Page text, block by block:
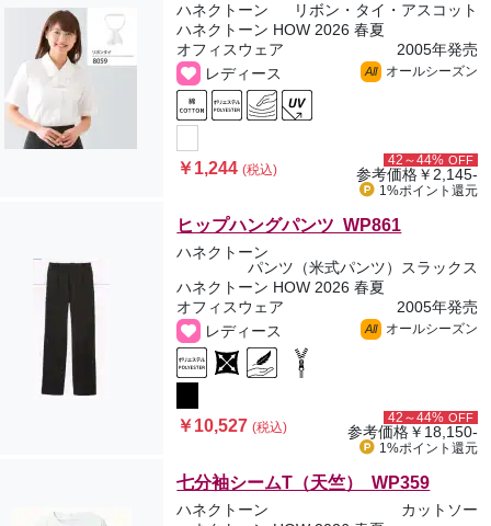
ハネクトーン
リボン・タイ・アスコット
ハネクトーン HOW 2026 春夏
オフィスウェア
2005年発売
レディース
All オールシーズン
￥1,244(税込)
42～44% OFF
参考価格￥2,145-
1%ポイント 還元
ヒップハングパンツ WP861
ハネクトーン
パンツ（米式パンツ）スラックス
ハネクトーン HOW 2026 春夏
オフィスウェア
2005年発売
レディース
All オールシーズン
￥10,527(税込)
42～44% OFF
参考価格￥18,150-
1%ポイント 還元
七分袖シームT（天竺） WP359
ハネクトーン
カットソー